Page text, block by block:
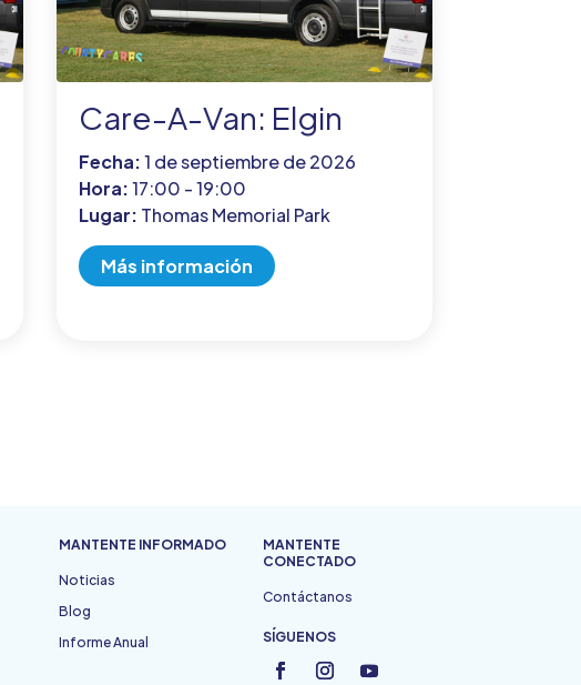
Care-A-Van: Elgin
Fecha:1 de septiembre de 2026
Hora:17:00 - 19:00
Lugar: Thomas Memorial Park
Más información
MANTENTE INFORMADO
Noticias
Blog
Informe Anual
MANTENTE
CONECTADO
Contáctanos
SÍGUENOS